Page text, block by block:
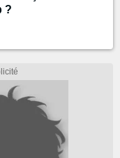
?